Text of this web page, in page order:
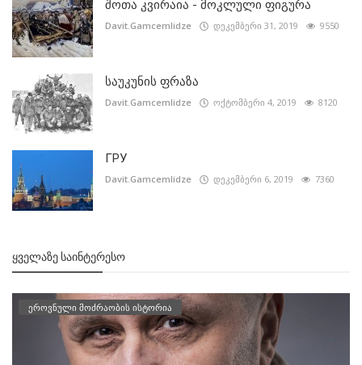
შოთა კვირაია - მოკლული ფიგურა
Davit.Gamcemlidze დეკემბერი 31, 2019 9550
საუკუნის ფრაზა
Davit.Gamcemlidze ოქტომბერი 4, 2019 8120
ГРУ
Davit.Gamcemlidze დეკემბერი 6, 2019 7360
ᲧᲕᲔᲚᲐᲖᲔ ᲡᲐᲘᲜᲢᲔᲠᲔᲡᲝ
ეროვნული მოძრაობის ისტორია